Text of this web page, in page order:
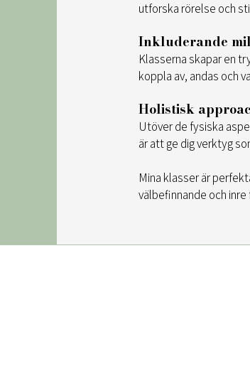
utforska rörelse och
Inkluderande
Klasserna skapar en
koppla av, andas och
Holistisk
Utöver de fysiska
är att ge dig verktyg
Mina klasser är
välbefinnande och inre